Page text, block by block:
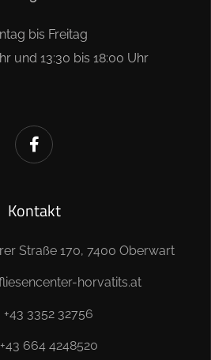
bis Freitag
und 13:30 bis 18:00 Uhr
Kontakt
Straße 170, 7400 Oberwart
horvatits.at
+43 3352 32756
+43 664 4248520